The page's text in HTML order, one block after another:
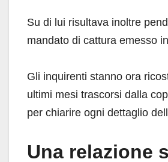
Su di lui risultava inoltre
mandato di cattura emesso
Gli inquirenti stanno ora
ultimi mesi trascorsi dalla
per chiarire ogni dettaglio
Una relazione